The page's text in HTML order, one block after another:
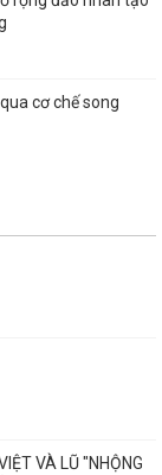
cơ chế song
VÀ LŨ "NHỘNG